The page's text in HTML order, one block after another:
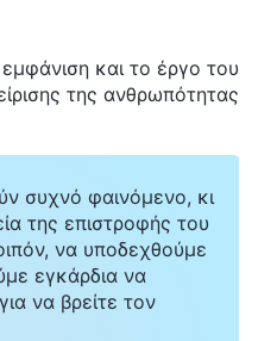
και το έργο του
της ανθρωπότητας
συχνό φαινόμενο, κι
της επιστροφής του
να υποδεχθούμε
εγκάρδια να
να βρείτε τον